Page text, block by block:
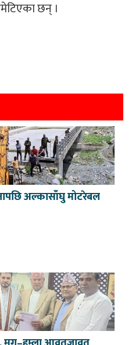
छन् ।
अल्कासाँघु मोटरेबल